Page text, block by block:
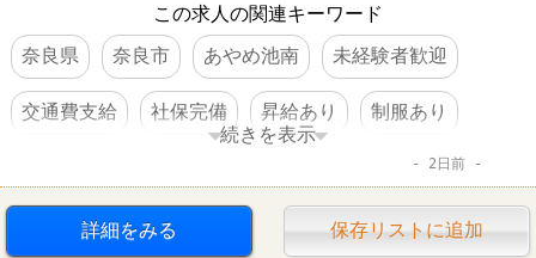
この求人の関連キーワード
奈良県
奈良市 あやめ池南 未経験者歓迎
交通費支給 社保完備 昇給あり 制服あり
続きを表示
2日前
詳細をみる 保存リストに追加